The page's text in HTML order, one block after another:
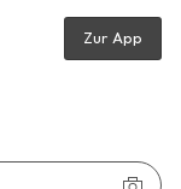
Zur App